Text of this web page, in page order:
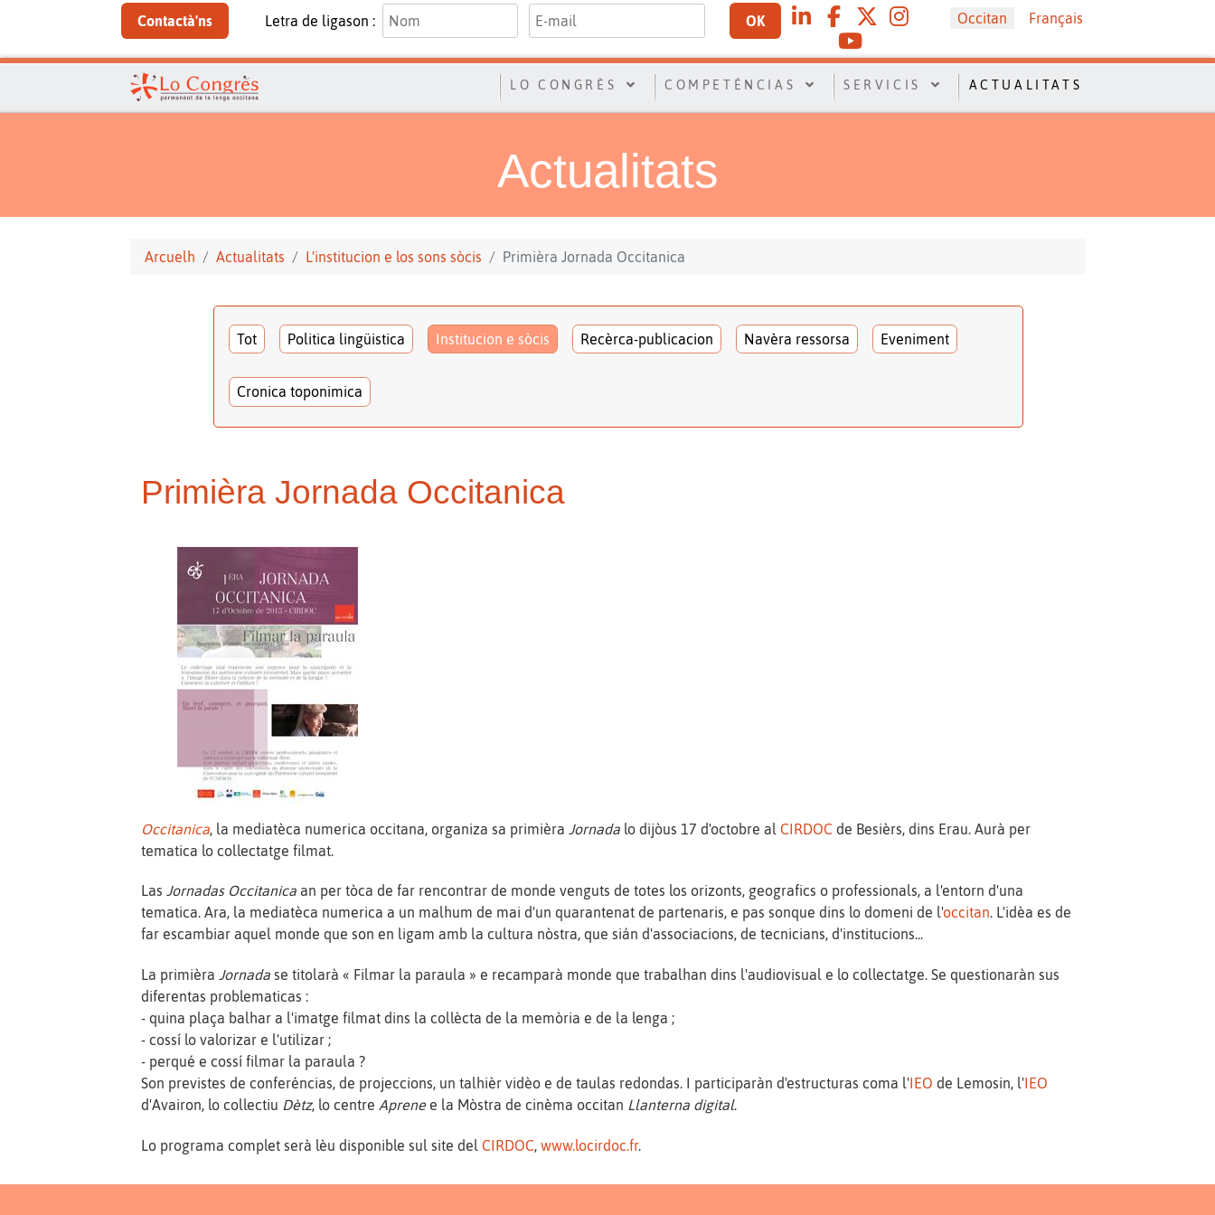
Contactà'ns Letra de ligason : OK Sélectionnez votre langue
Occitan Français
LO CONGRÈS COMPETÉNCIAS SERVICIS ACTUALITATS
Actualitats
Arcuelh Actualitats L'institucion e los sons sòcis Primièra Jornada Occitanica
Tot Politica lingüistica Institucion e sòcis Recèrca-publicacion Navèra ressorsa Eveniment
Cronica toponimica
Primièra Jornada Occitanica
Occitanica , la mediatèca numerica occitana, organiza sa primièra Jornada lo dijòus 17 d'octobre al CIRDOC de Besièrs, dins Erau. Aurà per
tematica lo collectatge filmat.
LasJornadas Occitanica an per tòca de far rencontrar de monde venguts de totes los orizonts, geografics o professionals, a l'entorn d'una
tematica. Ara, la mediatèca numerica a un malhum de mai d'un quarantenat de partenaris, e pas sonque dins lo domeni de l'occitan. L'idèa es de
far escambiar aquel monde que son en ligam amb la cultura nòstra, que sián d'associacions, de tecnicians, d'institucions...
La primièraJornada se titolarà « Filmar la paraula » e recamparà monde que trabalhan dins l'audiovisual e lo collectatge. Se questionaràn sus
diferentas problematicas :
- quina plaça balhar a l'imatge filmat dins la collècta de la memòria e de la lenga ;
- cossí lo valorizar e l'utilizar ;
- perqué e cossí filmar la paraula ?
Son previstes de conferéncias, de projeccions, un talhièr vidèo e de taulas redondas. I participaràn d'estructuras coma l'IEO de Lemosin, l'IEO
d'Avairon, lo collectiu Dètz, lo centre Aprenee la Mòstra de cinèma occitan Llanterna digital.
Lo programa complet serà lèu disponible sul site del CIRDOC,www.locirdoc.fr.